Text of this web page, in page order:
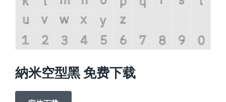
納米空型黑 免费下载